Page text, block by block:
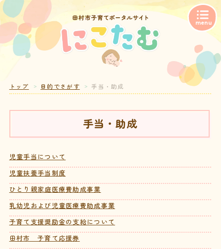
トップ 目的でさがす 手当・助成
手当・助成
児童手当について
児童扶養手当制度
ひとり親家庭医療費助成事業
乳幼児および児童医療費助成事業
子育て支援奨励金の支給について
田村市 子育て応援券